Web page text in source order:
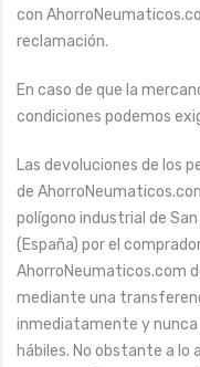
con
reclamación.
En caso de que la
condiciones podemos
Las devoluciones de los
de
polígono industrial de
(España) por el
AhorroNeumaticos.com
mediante una
inmediatamente y nunca
hábiles. No obstante a lo